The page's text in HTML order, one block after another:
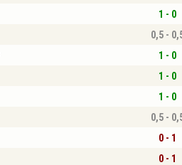
1 - 0
0,5 -
1 - 0
1 - 0
1 - 0
0,5 -
0 - 1
0 - 1